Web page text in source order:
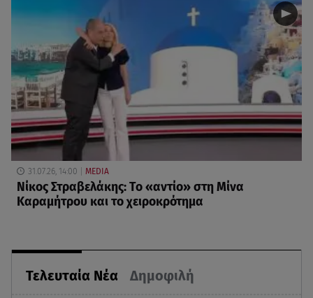
Τελευταία Νέα Δημοφιλή
31.07.26, 14:00 MEDIA
Νίκος Στραβελάκης: Το «αντίο» στη Μίνα
Καραμήτρου και το χειροκρότημα